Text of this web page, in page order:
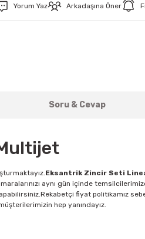
Yorum Yaz Arkadaşına Öner
Soru & Cevap
Eksantrik Zincir Seti
aynı gün içinde
fiyat politikamız
hep yanındayız.